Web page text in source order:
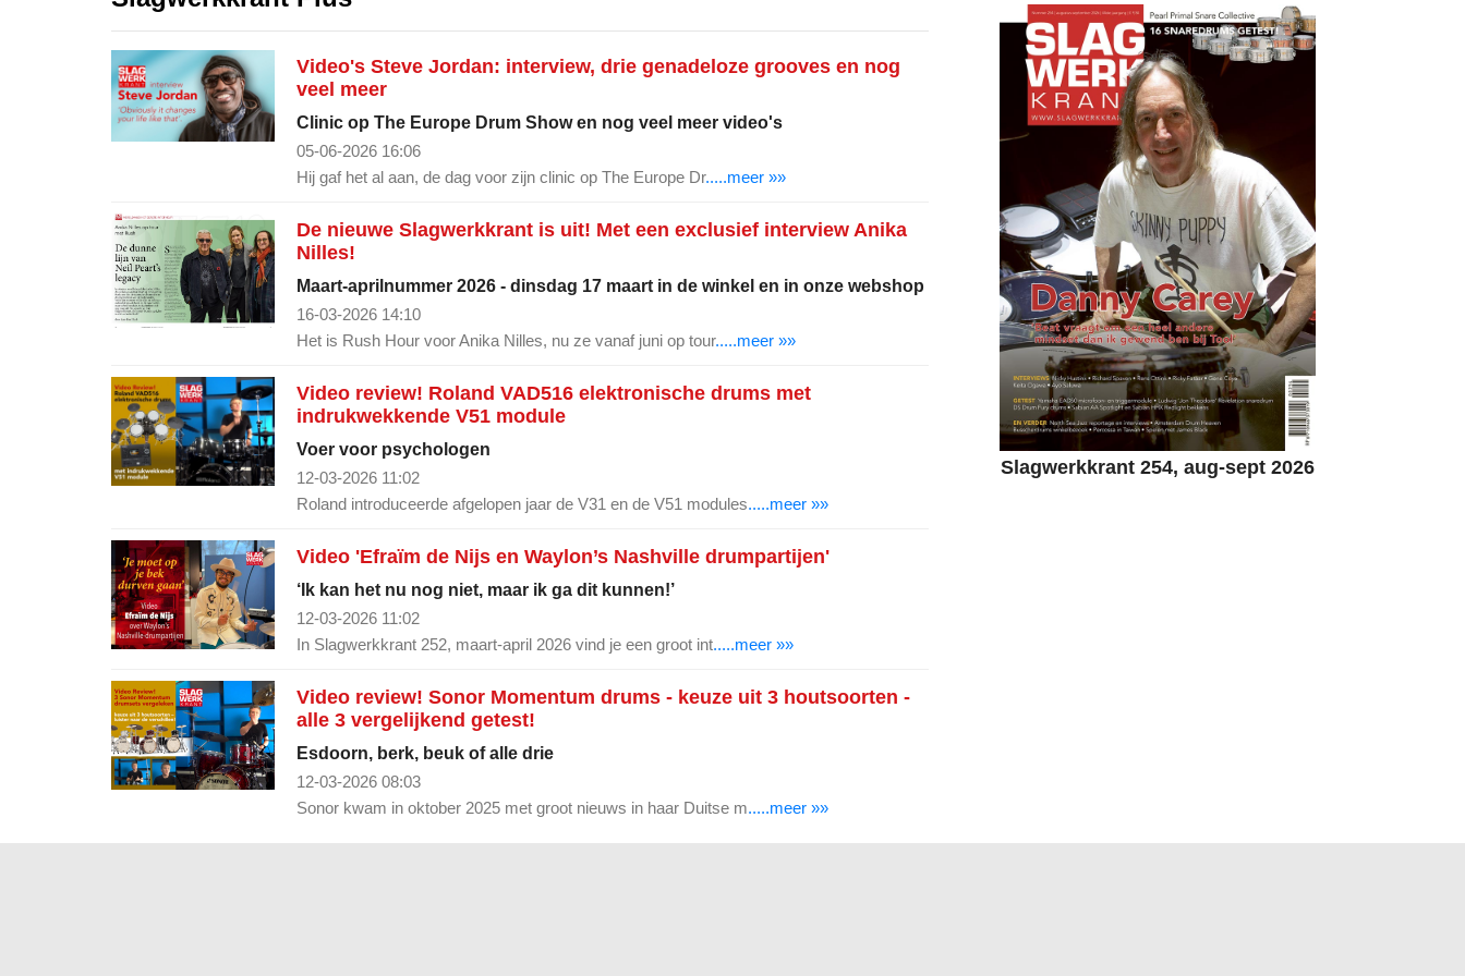
Video's Steve Jordan: interview, drie genadeloze grooves en nog
veel meer
Clinic op The Europe Drum Show en nog veel meer video's
05-06-2026 16:06
Hij gaf het al aan, de dag voor zijn clinic op The Europe Dr.....meer »»
De nieuwe Slagwerkkrant is uit! Met een exclusief interview Anika
Nilles!
Maart-aprilnummer 2026 - dinsdag 17 maart in de winkel en in onze webshop
16-03-2026 14:10
Het is Rush Hour voor Anika Nilles, nu ze vanaf juni op tour.....meer »»
Video review! Roland VAD516 elektronische drums met
indrukwekkende V51 module
Voer voor psychologen
12-03-2026 11:02
Roland introduceerde afgelopen jaar de V31 en de V51 modules.....meer »»
Video 'Efraïm de Nijs en Waylon’s Nashville drumpartijen'
‘Ik kan het nu nog niet, maar ik ga dit kunnen!’
12-03-2026 11:02
In Slagwerkkrant 252, maart-april 2026 vind je een groot int.....meer »»
Video review! Sonor Momentum drums - keuze uit 3 houtsoorten -
alle 3 vergelijkend getest!
Esdoorn, berk, beuk of alle drie
12-03-2026 08:03
Sonor kwam in oktober 2025 met groot nieuws in haar Duitse m.....meer »»
Slagwerkkrant 254, aug-sept 2026